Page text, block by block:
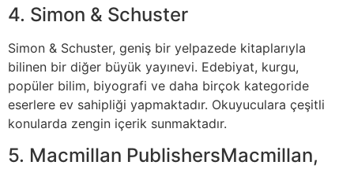
4. Simon & Schuster
Simon & Schuster, geniş bir yelpazede kitaplarıyla
bilinen bir diğer büyük yayınevi. Edebiyat, kurgu,
popüler bilim, biyografi ve daha birçok kategoride
eserlere ev sahipliği yapmaktadır. Okuyuculara çeşitli
konularda zengin içerik sunmaktadır.
5. Macmillan PublishersMacmillan,